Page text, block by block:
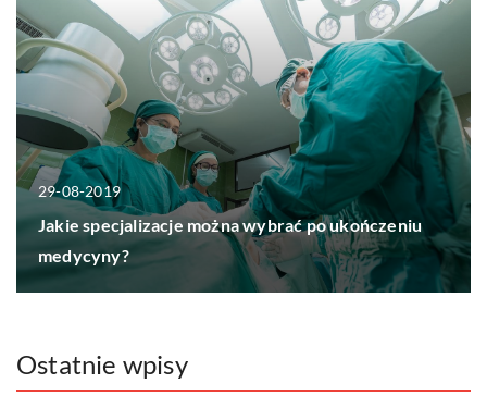
29-08-2019
Jakie specjalizacje można wybrać po ukończeniu
medycyny?
Ostatnie wpisy